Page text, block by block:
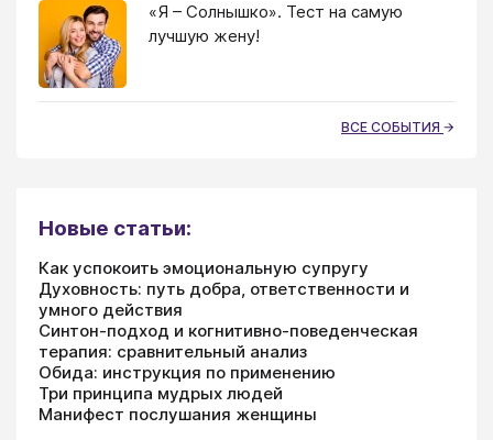
«Я – Солнышко». Тест на самую
лучшую жену!
ВСЕ СОБЫТИЯ
Новые статьи:
Как успокоить эмоциональную супругу
Духовность: путь добра, ответственности и
умного действия
Синтон-подход и когнитивно-поведенческая
терапия: сравнительный анализ
Обида: инструкция по применению
Три принципа мудрых людей
Манифест послушания женщины